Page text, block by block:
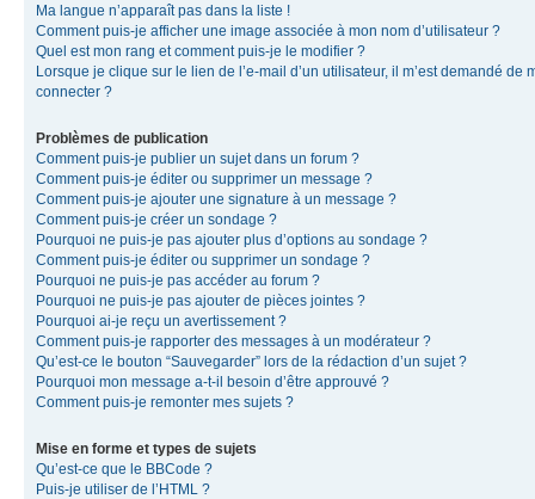
Ma langue n’apparaît pas dans la liste !
Comment puis-je afficher une image associée à mon nom d’utilisateur ?
Quel est mon rang et comment puis-je le modifier ?
Lorsque je clique sur le lien de l’e-mail d’un utilisateur, il m’est demandé de
connecter ?
Problèmes de publication
Comment puis-je publier un sujet dans un forum ?
Comment puis-je éditer ou supprimer un message ?
Comment puis-je ajouter une signature à un message ?
Comment puis-je créer un sondage ?
Pourquoi ne puis-je pas ajouter plus d’options au sondage ?
Comment puis-je éditer ou supprimer un sondage ?
Pourquoi ne puis-je pas accéder au forum ?
Pourquoi ne puis-je pas ajouter de pièces jointes ?
Pourquoi ai-je reçu un avertissement ?
Comment puis-je rapporter des messages à un modérateur ?
Qu’est-ce le bouton “Sauvegarder” lors de la rédaction d’un sujet ?
Pourquoi mon message a-t-il besoin d’être approuvé ?
Comment puis-je remonter mes sujets ?
Mise en forme et types de sujets
Qu’est-ce que le BBCode ?
Puis-je utiliser de l’HTML ?